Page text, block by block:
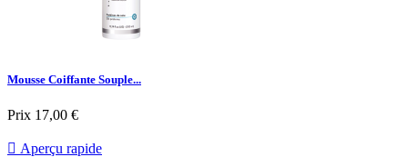
Mousse Coiffante Souple...
Prix 17,00 €
 Aperçu rapide